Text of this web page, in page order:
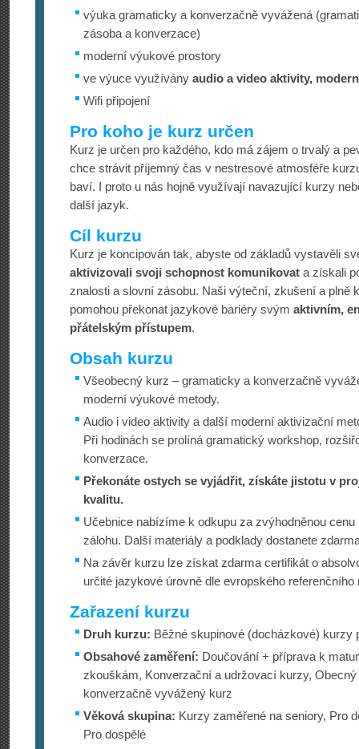
výuka gramaticky a konverzačně vyvážená
zásoba a konverzace)
moderní výukové prostory
ve výuce využívány audio a video aktivity,
Wifi připojení
Pro koho je kurz určen
Kurz je určen pro každého, kdo má zájem o trvalý a
chce strávit příjemný čas v nestresové atmosféře
baví. I proto u nás hojně využívají navazující kurzy
další jazyk.
Cíl kurzu
Kurz je koncipován tak, abyste od základů vystavěli
aktivizovali svoji schopnost komunikovat a získali
znalosti a slovní zásobu. Naši výteční, zkušení a plně
pomohou překonat jazykové bariéry svým aktivním,
přátelským přístupem.
Obsah kurzu
Všeobecný kurz – gramaticky a konverzačně
moderní výukové metody.
Audio i video aktivity a další moderní aktivizační
Při hodinách se prolíná gramatický workshop,
konverzace.
Překonáte ostych se vyjádřit, získáte jistotu v
kvalitu.
Učebnice nabízíme k odkupu za zvýhodněnou cenu
zálohu. Další materiály a podklady dostanete
Na závěr kurzu lze získat zdarma certifikát o
určité jazykové úrovně dle evropského referenčního
Zařazení kurzu
Druh kurzu: Běžné skupinové (docházkové) kurzy
Obsahové zaměření: Doučování + příprava k
zkouškám, Konverzační a udržovací kurzy,
konverzačně vyvážený kurz
Věková skupina: Kurzy zaměřené na seniory, Pro
Pro dospělé